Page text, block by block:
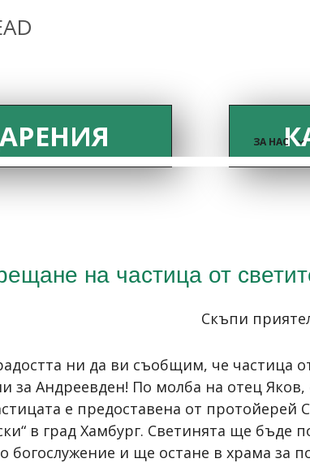
ЗА НАС
на частица от
Скъпи
ни да ви съобщим, че частица
за Андреевден! По молба на отец
е предоставена от протойерей
в град Хамбург. Светинята ще бъде
богослужение и ще остане в храма за